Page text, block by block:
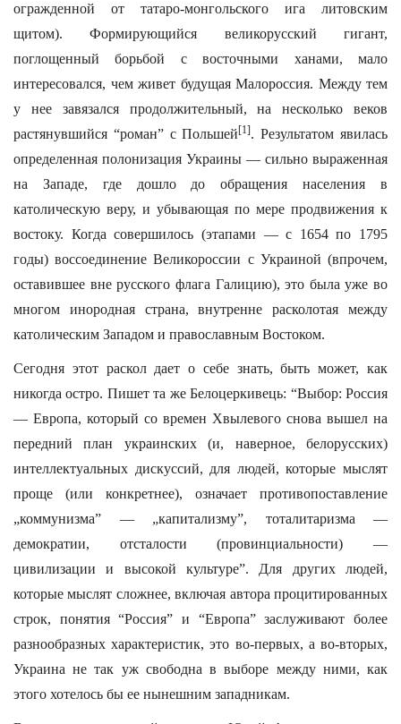
огражденной от татаро-монгольского ига литовским
щитом). Формирующийся великорусский гигант,
поглощенный борьбой с восточными ханами, мало
интересовался, чем живет будущая Малороссия. Между тем
у нее завязался продолжительный, на несколько веков
растянувшийся “роман” с Польшей[1]. Результатом явилась
определенная полонизация Украины — сильно выраженная
на Западе, где дошло до обращения населения в
католическую веру, и убывающая по мере продвижения к
востоку. Когда совершилось (этапами — с 1654 по 1795
годы) воссоединение Великороссии с Украиной (впрочем,
оставившее вне русского флага Галицию), это была уже во
многом инородная страна, внутренне расколотая между
католическим Западом и православным Востоком.
Сегодня этот раскол дает о себе знать, быть может, как
никогда остро. Пишет та же Белоцеркивець: “Выбор: Россия
— Европа, который со времен Хвылевого снова вышел на
передний план украинских (и, наверное, белорусских)
интеллектуальных дискуссий, для людей, которые мыслят
проще (или конкретнее), означает противопоставление
„коммунизма” — „капитализму”, тоталитаризма —
демократии, отсталости (провинциальности) —
цивилизации и высокой культуре”. Для других людей,
которые мыслят сложнее, включая автора процитированных
строк, понятия “Россия” и “Европа” заслуживают более
разнообразных характеристик, это во-первых, а во-вторых,
Украина не так уж свободна в выборе между ними, как
этого хотелось бы ее нынешним западникам.